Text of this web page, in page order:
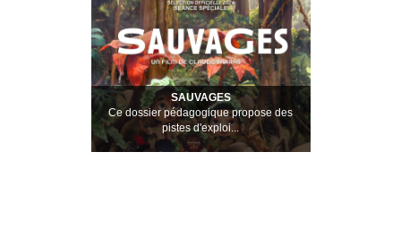
SAUVAGES
Ce dossier pédagogique propose des
pistes d'exploi...